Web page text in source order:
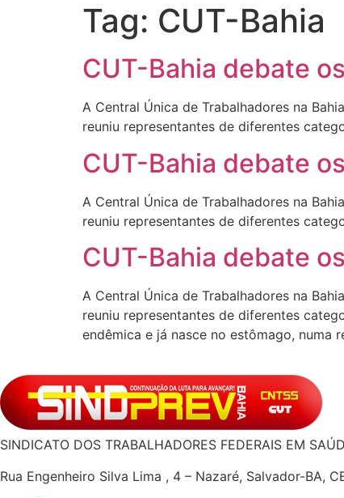
Tag: CUT-Bahia
CUT-Bahia debate
A Central Única de Trabalhadores na
reuniu representantes de diferentes
CUT-Bahia debate
A Central Única de Trabalhadores na
reuniu representantes de diferentes
CUT-Bahia debate
A Central Única de Trabalhadores na
reuniu representantes de diferentes
endêmica e já nasce no estômago, numa
SINDICATO DOS TRABALHADORES FEDERAIS EM
Rua Engenheiro Silva Lima , 4 – Nazaré, Salvador-BA,